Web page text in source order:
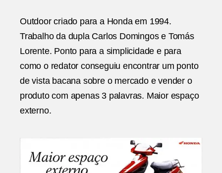
DM9
Outdoor criado para a Honda em 1994.
Trabalho da dupla Carlos Domingos e Tomás
Lorente. Ponto para a simplicidade e para
como o redator conseguiu encontrar um ponto
de vista bacana sobre o mercado e vender o
produto com apenas 3 palavras. Maior espaço
externo.